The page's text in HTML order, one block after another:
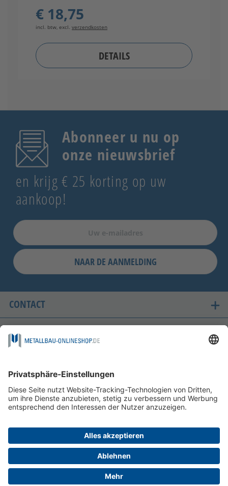
€ 18,75
incl. btw, excl. verzendkosten
DETAILS
Abonneer u nu op
onze nieuwsbrief
en krijg € 25 korting op uw
aankoop!
NAAR DE AANMELDING
CONTACT
ONZE LANDEN VAN LEVERING
FOLGEN SIE UNS AUF
BETAALMOGELIJKHEDEN
HELP EN SERVICE